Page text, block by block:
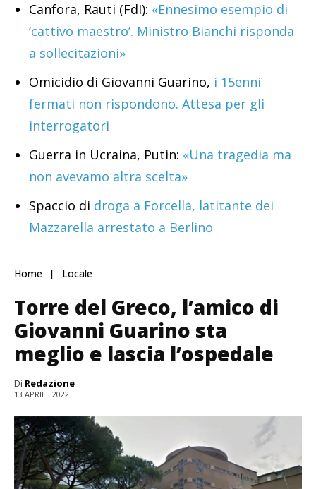
Canfora, Rauti (FdI): «Ennesimo esempio di
‘cattivo maestro’. Ministro Bianchi risponda
a sollecitazioni»
Omicidio di Giovanni Guarino, i 15enni
fermati non rispondono. Attesa per gli
interrogatori
Guerra in Ucraina, Putin: «Una tragedia ma
non avevamo altra scelta»
Spaccio di droga a Forcella, latitante dei
Mazzarella arrestato a Berlino
Home Locale
Torre del Greco, l’amico di
Giovanni Guarino sta
meglio e lascia l’ospedale
Di Redazione
13 APRILE 2022